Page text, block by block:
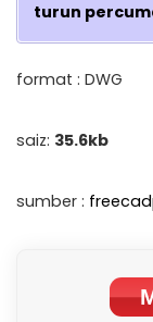
turun
format : DWG
saiz: 35.6kb
sumber :